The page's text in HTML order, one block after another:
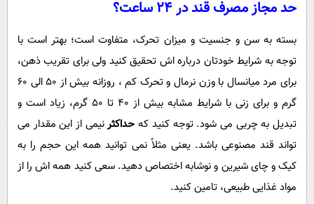
حد مجاز مصرف قند در 24 ساعت؟
بسته به سن و جنسیت و میزان تحرک، متفاوت است؛ بهتر است با
توجه به شرایط خودتان درباره اش تحقیق کنید ولی برای تقریب ذهن،
برای مرد میانسال با وزن نرمال و تحرک کم ، روزانه بیش از 50 الی 60
گرم و برای زنی با شرایط مشابه بیش از 40 تا 50 گرم، زیاد است و
تبدیل به چربی می شود. توجه کنید که حداکثرنیمی از این مقدار می
تواند قند مصنوعی باشد. یعنی مثلاً نمی توانید همه این حجم را به
کیک و چای شیرین و نوشابه اختصاص دهید. سعی کنید همه اش را از
مواد غذایی طبیعی، تامین کنید.